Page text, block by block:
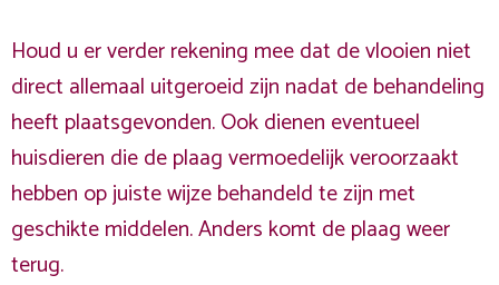
Houd u er verder rekening mee dat de vlooien niet
direct allemaal uitgeroeid zijn nadat de behandeling
heeft plaatsgevonden. Ook dienen eventueel
huisdieren die de plaag vermoedelijk veroorzaakt
hebben op juiste wijze behandeld te zijn met
geschikte middelen. Anders komt de plaag weer
terug.